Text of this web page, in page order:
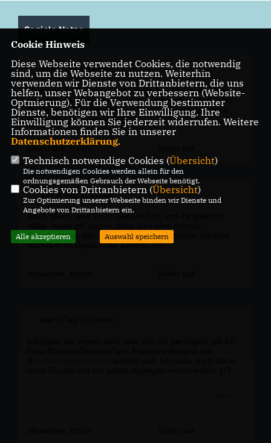
Soziale Netze
vor1 Tag 1 Stunde
Und jede Äußerung von ihr zeigt ihre Abgehobenheit
und den mangelnden Respekt vor dem Gesetzgeber:
Das ist der Deutsche # Bundestagund jeder einzelne
seiner Abgeordneten. 3/3
vor1 Tag 1 Stunde
Nach allem, was ich in diesem Jahr von ihr gelesen
Entscheidung war. Sie ist eher eine Aktivistin als eine
nüchtern analysierende Juristin. 2/3
Cookie Hinweis
Diese Webseite verwendet Cookies, die notwendig
sind, um die Webseite zu nutzen. Weiterhin
verwenden wir Dienste von Drittanbietern, die uns
helfen, unser Webangebot zu verbessern (Website-
Optmierung). Für die Verwendung bestimmter
Dienste, benötigen wir Ihre Einwilligung. Ihre
Einwilligung können Sie jederzeit widerrufen. Weitere
Informationen finden Sie in unserer
Datenschutzerklärung.
Technisch notwendige Cookies (Übersicht)
Die notwendigen Cookies werden allein für den
ordnungsgemäßen Gebrauch der Webseite benötigt.
Cookies von Drittanbietern (Übersicht)
Zur Optimierung unserer Webseite binden wir Dienste und
Angebote von Drittanbietern ein.
Alle akzeptieren Auswahl speichern